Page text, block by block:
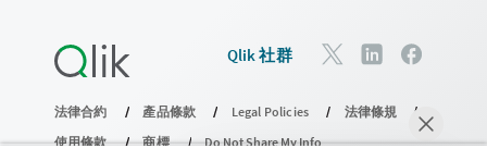
Qlik 社群
法律合約 產品條款 Legal Policies
法律條規
使用條款
商標 Do Not Share My Info